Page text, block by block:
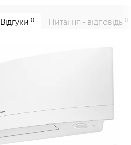
Відгуки 0 Питання - відповідь 0